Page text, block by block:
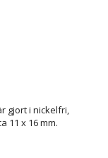
gjort i nickelfri,
11 x 16 mm.